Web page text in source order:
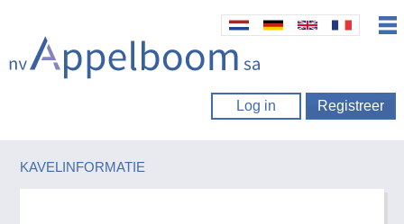
Log in Registreer
KAVELINFORMATIE